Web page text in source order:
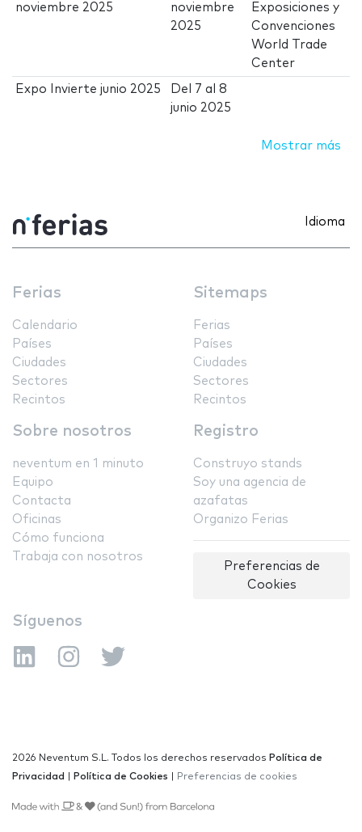
noviembre 2025
noviembre
2025
Exposiciones y
Convenciones
World Trade
Center
Expo Invierte junio 2025 Del 7 al8
junio 2025
Mostrar más
Idioma
Ferias
Calendario
Países
Ciudades
Sectores
Recintos
Sitemaps
Ferias
Países
Ciudades
Sectores
Recintos
Sobre nosotros
neventum en 1 minuto
Equipo
Contacta
Oficinas
Cómo funciona
Trabaja con nosotros
Registro
Construyo stands
Soy una agencia de
azafatas
Organizo Ferias
Preferencias de
Cookies
Síguenos
2026 Neventum S.L. Todos los derechos reservados Política de
Privacidad
Política de Cookies Preferencias de cookies